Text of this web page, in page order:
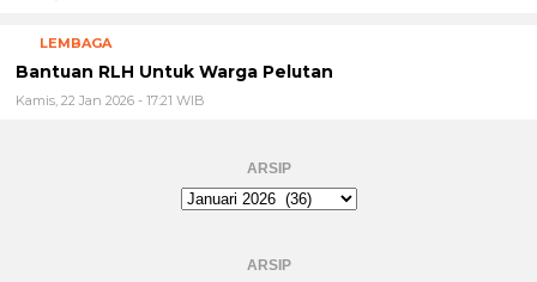
LEMBAGA
Bantuan RLH Untuk Warga Pelutan
Kamis, 22 Jan 2026 - 17:21 WIB
ARSIP
Arsip
ARSIP